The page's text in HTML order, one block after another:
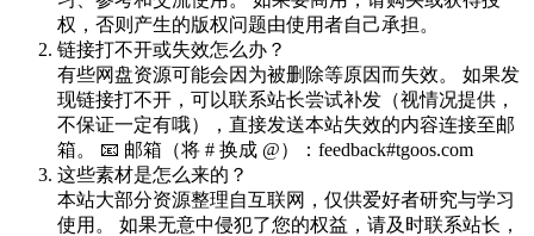
权，否则产生的版权问题由使用者自己承担。
链接打不开或失效怎么办？
有些网盘资源可能会因为被删除等原因而失效。 如果发
现链接打不开，可以联系站长尝试补发（视情况提供，
不保证一定有哦），直接发送本站失效的内容连接至邮
箱。 📧 邮箱（将 # 换成 @）：feedback#tgoos.com
这些素材是怎么来的？
本站大部分资源整理自互联网，仅供爱好者研究与学习
使用。 如果无意中侵犯了您的权益，请及时联系站长，